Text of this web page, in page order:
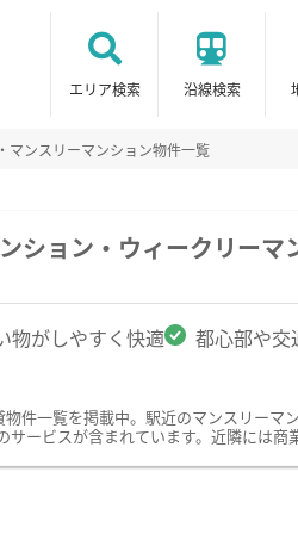
エリア検索 沿線検索
マンスリーマンション物件一覧
ション・ウィークリーマ
物がしやすく快適 都心部や交
件一覧を掲載中。駅近のマンスリー
ービスが含まれています。近隣には商